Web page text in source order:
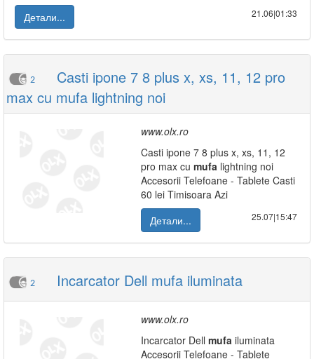
Детали...
21.06|01:33
2
Casti ipone 7 8 plus x, xs, 11, 12 pro
max cu mufa lightning noi
www.olx.ro
Casti ipone 7 8 plus x, xs, 11, 12
pro max cu mufa lightning noi
Accesorii Telefoane - Tablete Casti
60 lei Timisoara Azi
Детали...
25.07|15:47
2 Incarcator Dell mufa iluminata
www.olx.ro
Incarcator Dell mufa iluminata
Accesorii Telefoane - Tablete